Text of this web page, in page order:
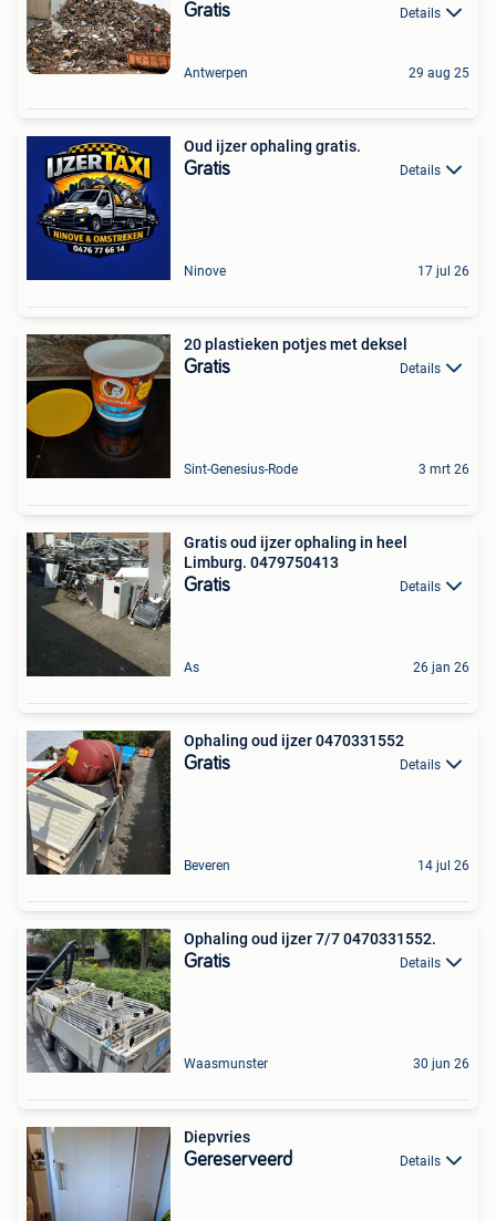
Gratis Details
Antwerpen 29 aug 25
Oud ijzer ophaling gratis.
Gratis Details
Ninove 17 jul 26
20 plastieken potjes met deksel
Gratis Details
Sint-Genesius-Rode 3 mrt 26
Gratis oud ijzer ophaling in heel
Limburg. 0479750413
Gratis Details
As 26 jan 26
Ophaling oud ijzer 0470331552
Gratis Details
Beveren 14 jul 26
Ophaling oud ijzer 7/7 0470331552.
Gratis Details
Waasmunster 30 jun 26
Diepvries
Gereserveerd Details